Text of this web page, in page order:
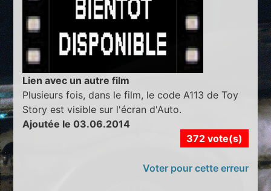
Lien avec un autre film
Plusieurs fois, dans le film, le code A113 de Toy
Story est visible sur l'écran d'Auto.
Ajoutée le 03.06.2014
372 vote(s)
Voter pour cette erreur